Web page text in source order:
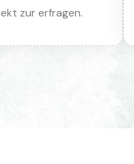
zur erfragen.